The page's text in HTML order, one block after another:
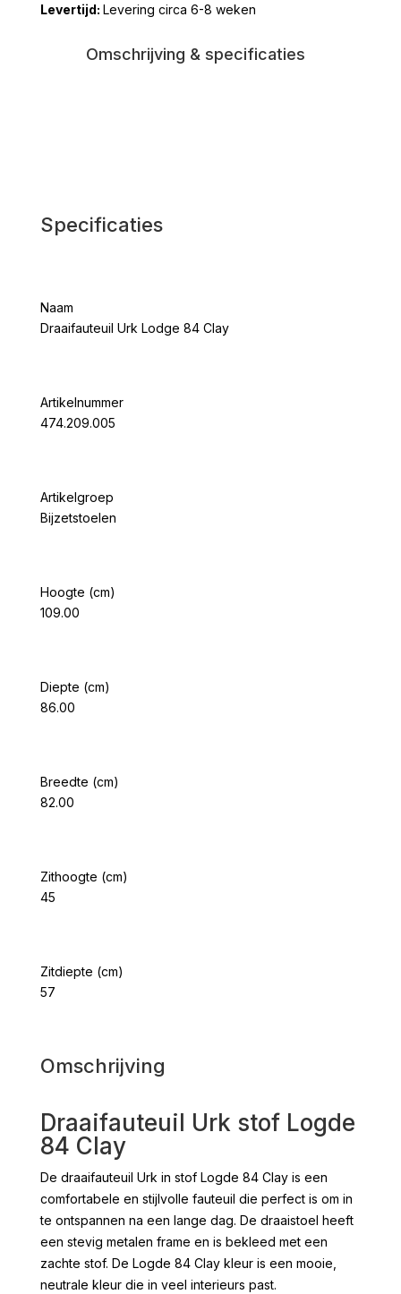
Clay
Levering circa 6-8 weken
Omschrijving & specificaties
Specificaties
Naam
Draaifauteuil Urk Lodge 84 Clay
Artikelnummer
474.209.005
Artikelgroep
Bijzetstoelen
Hoogte (cm)
109.00
Diepte (cm)
86.00
Breedte (cm)
82.00
Zithoogte (cm)
45
Zitdiepte (cm)
57
Omschrijving
Draaifauteuil Urk stof Logde
84 Clay
De draaifauteuil Urk in stof Logde 84 Clay is een
comfortabele en stijlvolle fauteuil die perfect is om in
te ontspannen na een lange dag. De draaistoel heeft
een stevig metalen frame en is bekleed met een
zachte stof. De Logde 84 Clay kleur is een mooie,
neutrale kleur die in veel interieurs past.